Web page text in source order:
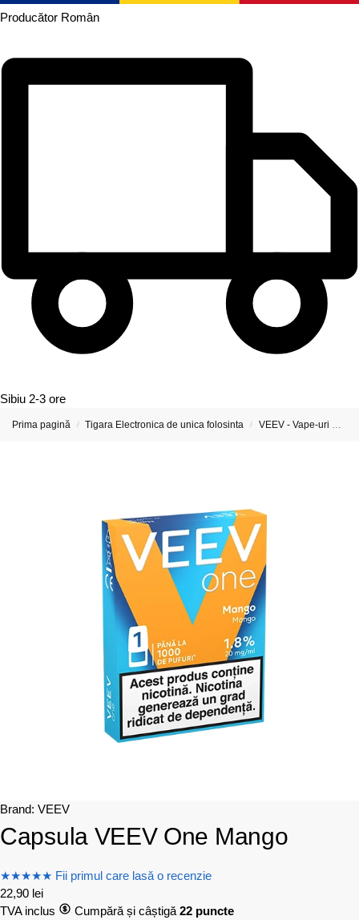
Producător Român
Sibiu 2-3 ore
Prima pagină / Tigara Electronica de unica folosinta / VEEV - Vape-uri Reîncărcabile și Capsule Preumplute
Brand: VEEV
Capsula VEEV One Mango
★★★★★ Fii primul care lasă o recenzie
22,90 lei
TVA inclus
Cumpără și câștigă 22 puncte